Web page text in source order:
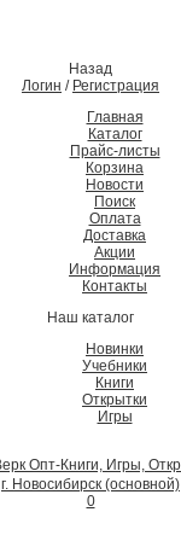
Назад
Логин / Регистрация
Главная
Каталог
Прайс-листы
Корзина
Новости
Поиск
Оплата
Доставка
Акции
Информация
Контакты
Наш каталог
Новинки
Учебники
Книги
Открытки
Игры
г. Новосибирск (основной)
0